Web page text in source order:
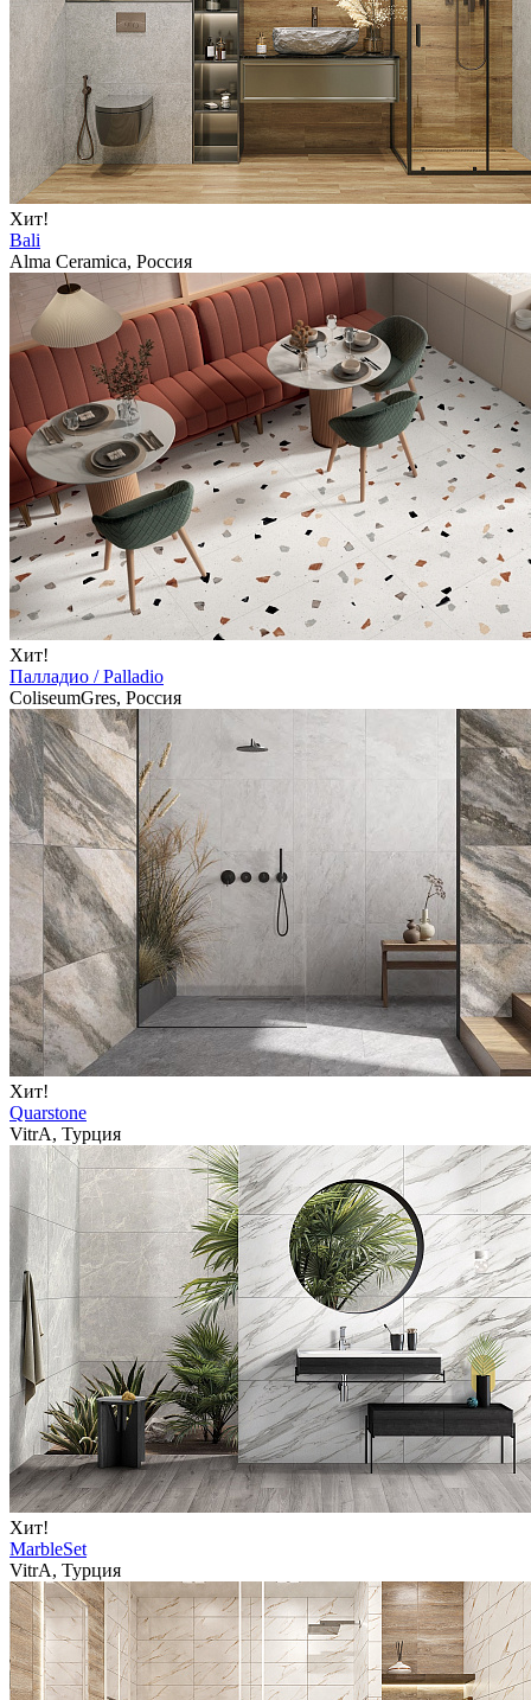
Хит!
Bali
Alma Ceramica, Россия
Хит!
Палладио / Palladio
ColiseumGres, Россия
Хит!
Quarstone
VitrA, Турция
Хит!
MarbleSet
VitrA, Турция